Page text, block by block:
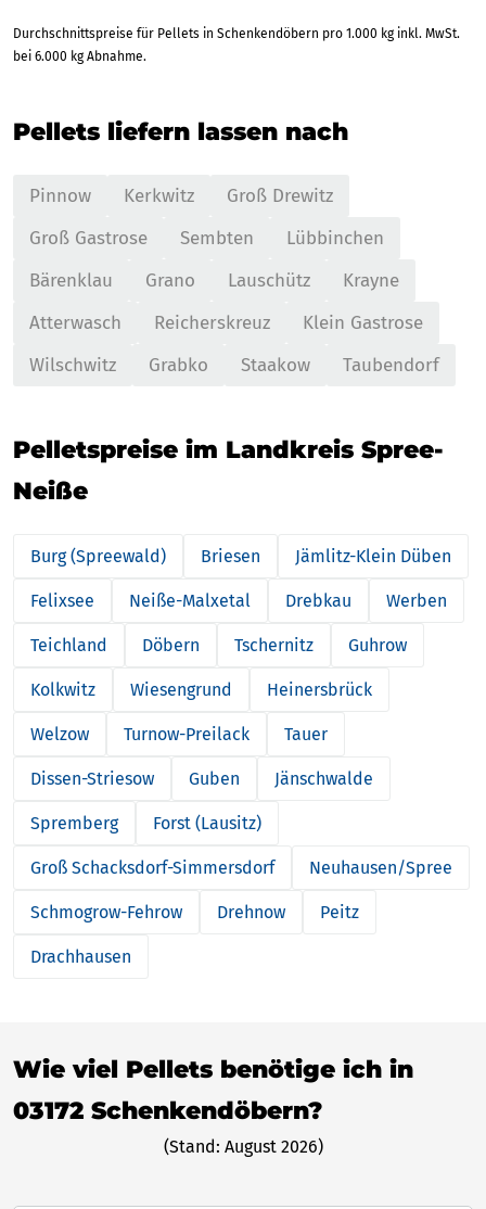
Durchschnittspreise für Pellets in Schenkendöbern pro 1.000 kg inkl. MwSt.
bei 6.000 kg Abnahme.
Pellets liefern lassen nach
Pinnow Kerkwitz
Groß Drewitz
Groß Gastrose
Sembten
Lübbinchen
Bärenklau
Grano Lauschütz
Krayne
Atterwasch
Reicherskreuz
Klein Gastrose
Wilschwitz
Grabko Staakow Taubendorf
Pelletspreise im Landkreis Spree-
Neiße
Burg (Spreewald) Briesen Jämlitz-Klein Düben
Felixsee Neiße-Malxetal Drebkau Werben
Teichland Döbern Tschernitz Guhrow
Kolkwitz Wiesengrund Heinersbrück
Welzow Turnow-Preilack Tauer
Dissen-Striesow Guben Jänschwalde
Spremberg Forst (Lausitz)
Groß Schacksdorf-Simmersdorf Neuhausen/Spree
Schmogrow-Fehrow Drehnow Peitz
Drachhausen
Wie viel Pellets benötige ich in
03172 Schenkendöbern?
(Stand: August 2026)